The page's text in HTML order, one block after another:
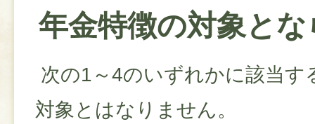
年金特徴の対象と
次の1～4のいずれかに該当す
対象とはなりません。